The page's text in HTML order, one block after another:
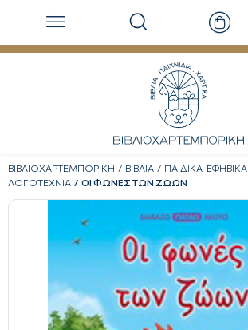
ΒΙΒΛΙΟΧΑΡΤΕΜΠΟΡΙΚΗ ΒΙΒΛΙΑ ΠΑΙΔΙΚΑ-ΕΦΗΒΙΚΑ
ΛΟΓΟΤΕΧΝΙΑ
ΟΙ ΦΩΝΕΣ ΤΩΝ ΖΩΩΝ